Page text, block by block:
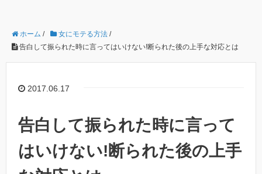
ホーム / 女にモテる方法 /
告白して振られた時に言ってはいけない!断られた後の上手な対応とは
2017.06.17
告白して振られた時に言って
はいけない!断られた後の上手